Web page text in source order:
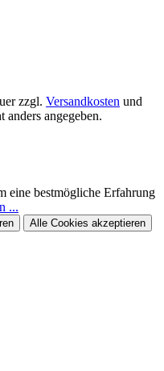
zzgl. Versandkosten und
angegeben.
eine bestmögliche Erfahrung
...
Alle Cookies akzeptieren